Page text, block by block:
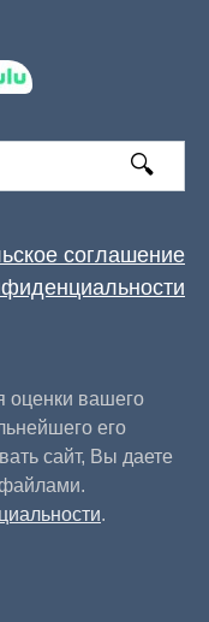
соглашение
оценки вашего
его
сайт, Вы даете
файлами.
.